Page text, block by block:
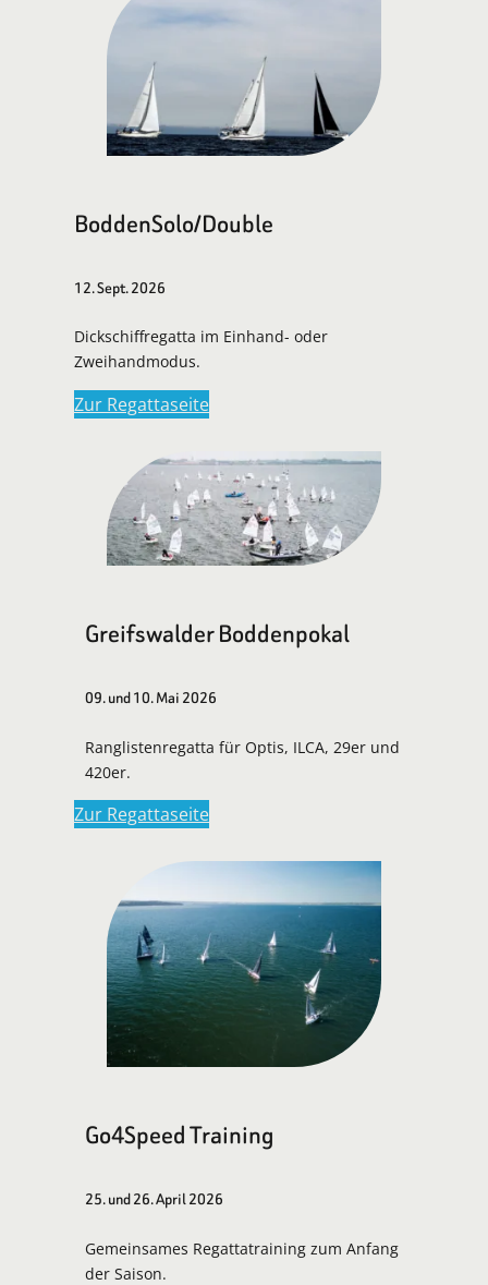
BoddenSolo/Double
12. Sept. 2026
Dickschiffregatta im Einhand- oder
Zweihandmodus.
Zur Regattaseite
Greifswalder Boddenpokal
09. und 10. Mai 2026
Ranglistenregatta für Optis, ILCA, 29er und
420er.
Zur Regattaseite
Go4Speed Training
25. und 26. April 2026
Gemeinsames Regattatraining zum Anfang
der Saison.